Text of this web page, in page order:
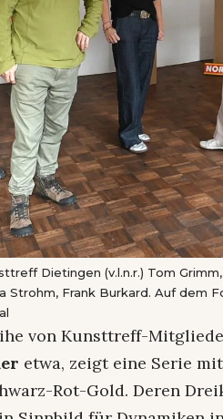
Dietingen (v.l.n.r.) Tom
Strohm, Frank Burkard. Auf dem
von Kunsttreff-
etwa, zeigt eine Serie
Rot-Gold. Deren